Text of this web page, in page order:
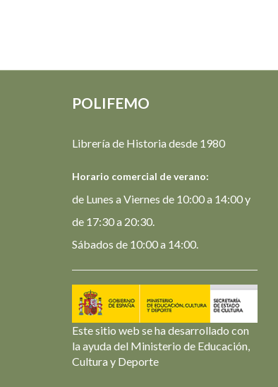
POLIFEMO
Librería de Historia desde 1980
Horario comercial de verano:
de Lunes a Viernes de 10:00 a 14:00 y
de 17:30 a 20:30.
Sábados de 10:00 a 14:00.
Este sitio web se ha desarrollado con
la ayuda del Ministerio de Educación,
Cultura y Deporte